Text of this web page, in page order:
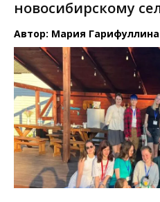
новосибирскому
Автор: Мария Гарифуллина